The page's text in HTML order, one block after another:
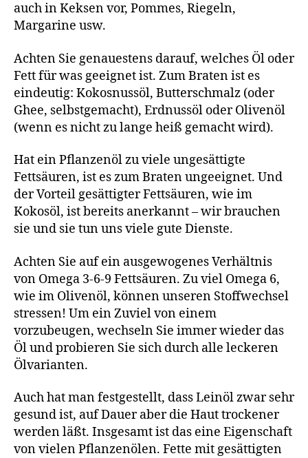
auch in Keksen vor, Pommes, Riegeln,
Margarine usw.
Achten Sie genauestens darauf, welches Öl oder
Fett für was geeignet ist. Zum Braten ist es
eindeutig: Kokosnussöl, Butterschmalz (oder
Ghee, selbstgemacht), Erdnussöl oder Olivenöl
(wenn es nicht zu lange heiß gemacht wird).
Hat ein Pflanzenöl zu viele ungesättigte
Fettsäuren, ist es zum Braten ungeeignet. Und
der Vorteil gesättigter Fettsäuren, wie im
Kokosöl, ist bereits anerkannt – wir brauchen
sie und sie tun uns viele gute Dienste.
Achten Sie auf ein ausgewogenes Verhältnis
von Omega 3-6-9 Fettsäuren. Zu viel Omega 6,
wie im Olivenöl, können unseren Stoffwechsel
stressen! Um ein Zuviel von einem
vorzubeugen, wechseln Sie immer wieder das
Öl und probieren Sie sich durch alle leckeren
Ölvarianten.
Auch hat man festgestellt, dass Leinöl zwar sehr
gesund ist, auf Dauer aber die Haut trockener
werden läßt. Insgesamt ist das eine Eigenschaft
von vielen Pflanzenölen. Fette mit gesättigten